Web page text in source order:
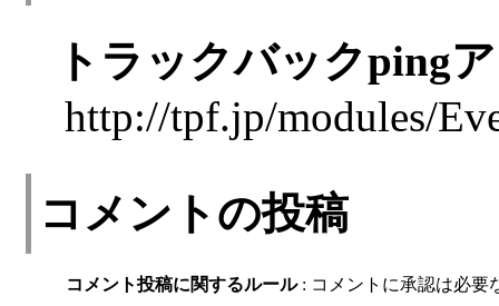
トラックバックping
http://tpf.jp/modules/
コメントの投稿
コメント投稿に関するルール: コメントに承認は必要